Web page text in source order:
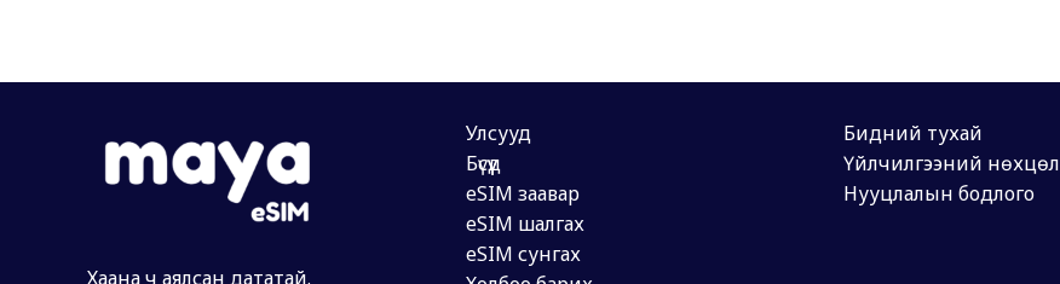
Хаана ч аялсан дататай.
Улсууд
Бүсүүд
eSIM заавар
eSIM шалгах
eSIM сунгах
Бидний тухай
Үйлчилгээний нөхцөл
Нууцлалын бодлого